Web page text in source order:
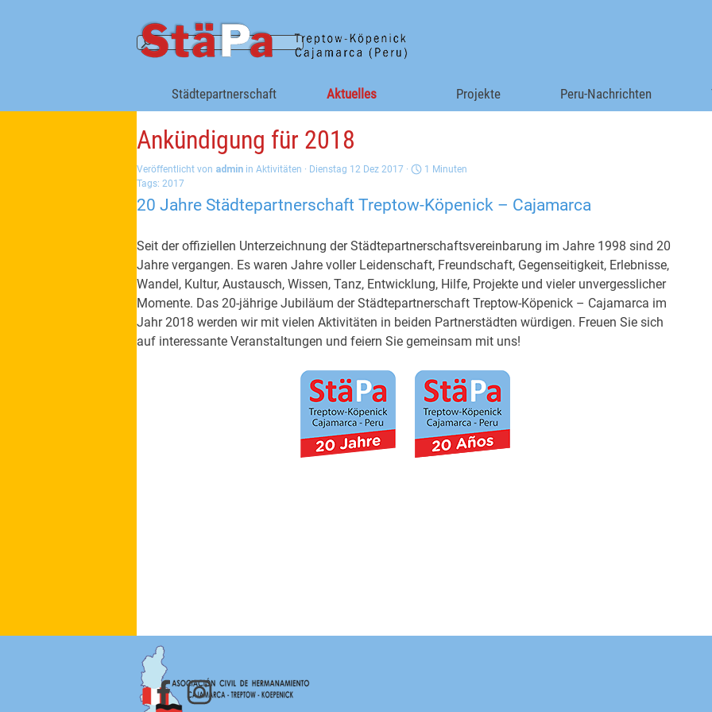
Menü überspringen
Städtepartnerschaft ▼
Aktuelles ▼
Projekte Peru-Nachrichten
Ankündigung für 2018
Veröffentlicht von admin in Aktivitäten · Dienstag 12 Dez 2017 ·
1 Minuten
Tags: 2017
20 Jahre Städtepartnerschaft Treptow-Köpenick – Cajamarca
Seit der offiziellen Unterzeichnung der Städtepartnerschaftsvereinbarung im Jahre 1998 sind 20
Jahre vergangen. Es waren Jahre voller Leidenschaft, Freundschaft, Gegenseitigkeit, Erlebnisse,
Wandel, Kultur, Austausch, Wissen, Tanz, Entwicklung, Hilfe, Projekte und vieler unvergesslicher
Momente. Das 20-jährige Jubiläum der Städtepartnerschaft Treptow-Köpenick – Cajamarca im
Jahr 2018 werden wir mit vielen Aktivitäten in beiden Partnerstädten würdigen. Freuen Sie sich
auf interessante Veranstaltungen und feiern Sie gemeinsam mit uns!